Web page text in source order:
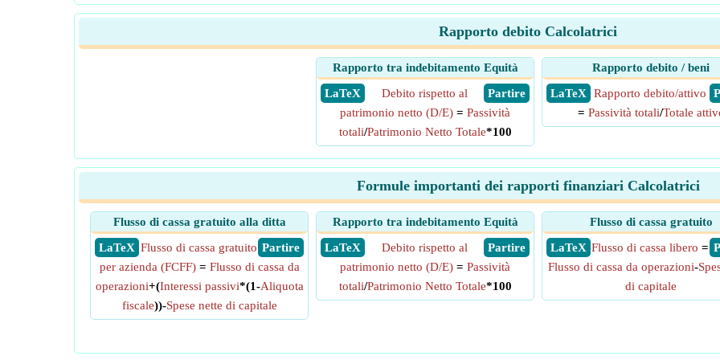
Rapporto debito Calcolatrici
Rapporto tra indebitamento Equità
​ LaTeX
​ Partire
Debito rispetto al
patrimonio netto (D/E) = Passività
totali/Patrimonio Netto Totale*100
Rapporto debito / beni
​ LaTeX
Rapporto debito/attivo
= Passività totali/Totale
Formule importanti dei rapporti finanziari Calcolatrici
Flusso di cassa gratuito alla ditta
​ LaTeX
​ Partire
Flusso di cassa gratuito
per azienda (FCFF)= Flusso di cassa da
operazioni+(Interessi passivi*(1-Aliquota
fiscale))-Spese nette di capitale
Rapporto tra indebitamento Equità
​ LaTeX
​ Partire
Debito rispetto al
patrimonio netto (D/E) = Passività
totali/Patrimonio Netto Totale*100
Flusso di cassa gratuito
​ LaTeX Flusso di cassa libero =
Flusso di cassa da operazioni-
di capitale